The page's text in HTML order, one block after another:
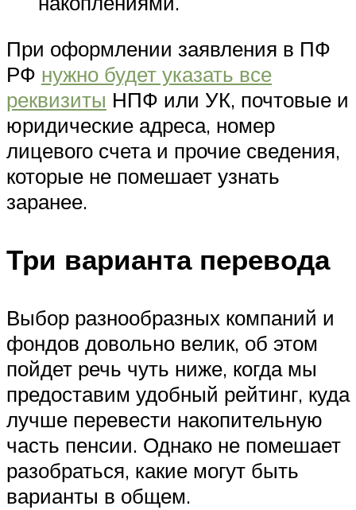
При оформлении заявления в ПФ
РФ нужно будет указать все
реквизиты НПФ или УК, почтовые и
юридические адреса, номер
лицевого счета и прочие сведения,
которые не помешает узнать
заранее.
Три варианта перевода
Выбор разнообразных компаний и
фондов довольно велик, об этом
пойдет речь чуть ниже, когда мы
предоставим удобный рейтинг, куда
лучше перевести накопительную
часть пенсии. Однако не помешает
разобраться, какие могут быть
варианты в общем.